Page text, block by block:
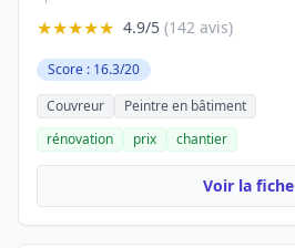
★★★★★ 4.9/5 (142 avis)
Score : 16.3/20
Couvreur
Peintre en bâtiment
rénovation
prix chantier
Voir la fiche